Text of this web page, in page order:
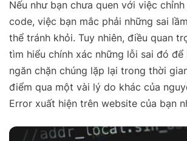
Nếu như bạn chưa quen với việc
code, việc bạn mắc phải những sai
thể tránh khỏi. Tuy nhiên, điều quan
tìm hiểu chính xác những lỗi sai đó để
ngăn chặn chúng lặp lại trong thời
điểm qua một vài lý do khác của
Error xuất hiện trên website của bạn